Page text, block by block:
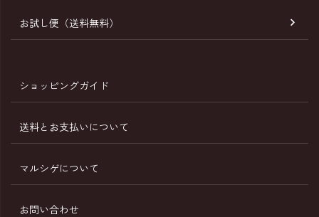
お試し便（送料無料）
ショッピングガイド
送料とお支払いについて
マルシゲについて
お問い合わせ